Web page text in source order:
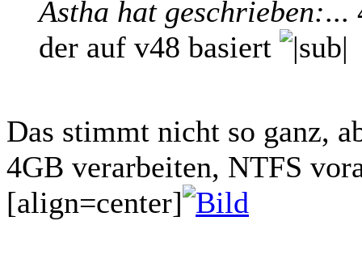
Astha hat geschrieben:...
der auf v48 basiert
Das stimmt nicht so ganz,
4GB verarbeiten, NTFS
[align=center]